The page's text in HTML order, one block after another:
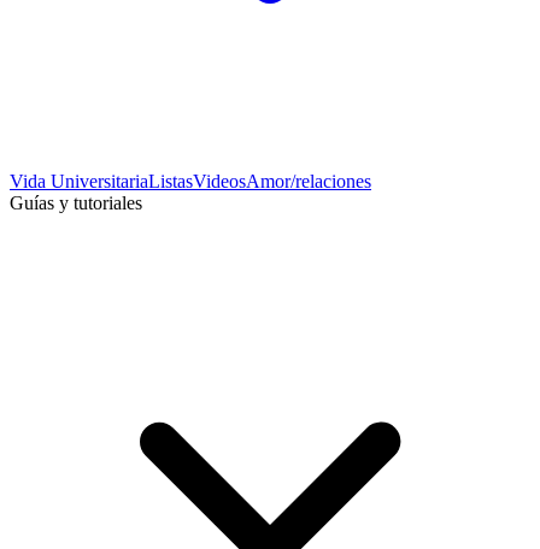
Vida UniversitariaListasVideosAmor/relaciones
Guías y tutoriales